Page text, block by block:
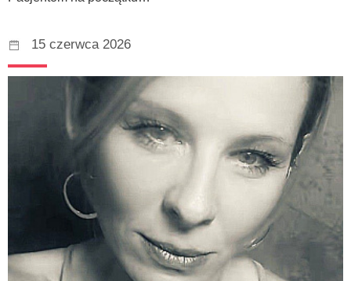
15 czerwca 2026